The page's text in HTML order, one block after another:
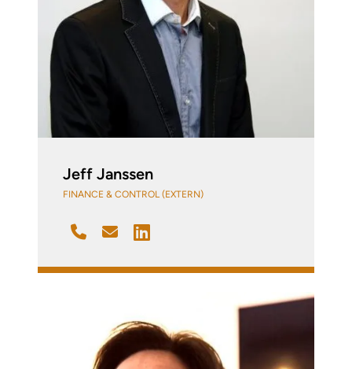
Jeff Janssen
FINANCE & CONTROL (EXTERN)